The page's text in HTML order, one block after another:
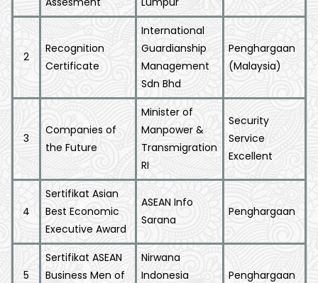
2
Recognition
Certificate
International
Guardianship
Management
Sdn Bhd
Penghargaan
(Malaysia)
3
Companies of
the Future
Minister of
Manpower &
Transmigration
RI
Security
Service
Excellent
4
Sertifikat Asian
Best Economic
Executive Award
ASEAN Info
Sarana
Penghargaan
5
Sertifikat ASEAN
Business Men of
Nirwana
Indonesia
Penghargaan